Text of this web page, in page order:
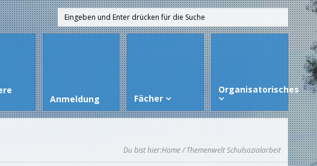
Anmeldung Fächer
Organisatorisches
Du bist hier:Home/ Themenwelt Schulsozialarbeit